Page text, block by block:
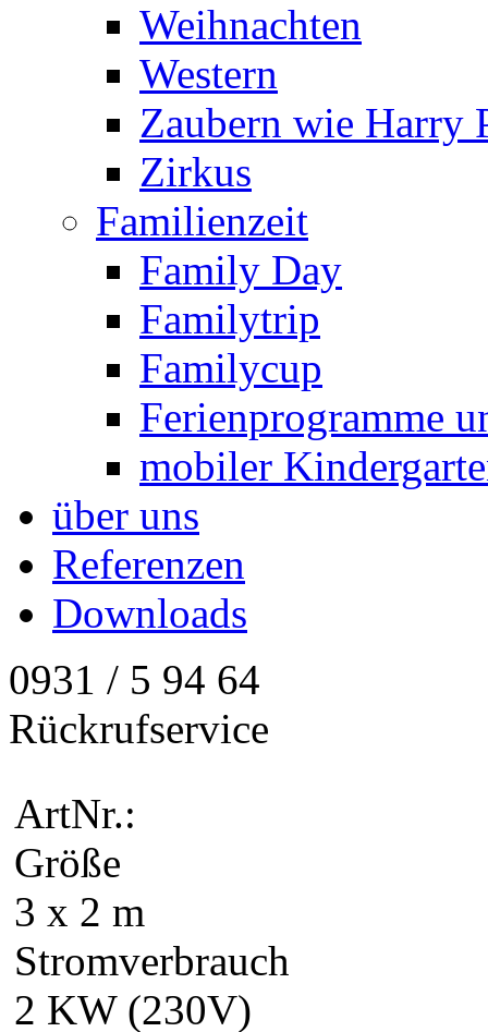
Weihnachten
Western
Zaubern wie Harry
Zirkus
Familienzeit
Family Day
Familytrip
Familycup
Ferienprogramme
mobiler
über uns
Referenzen
Downloads
0931 / 5 94 64
Rückrufservice
ArtNr.:
Größe
3 x 2 m
Stromverbrauch
2 KW (230V)